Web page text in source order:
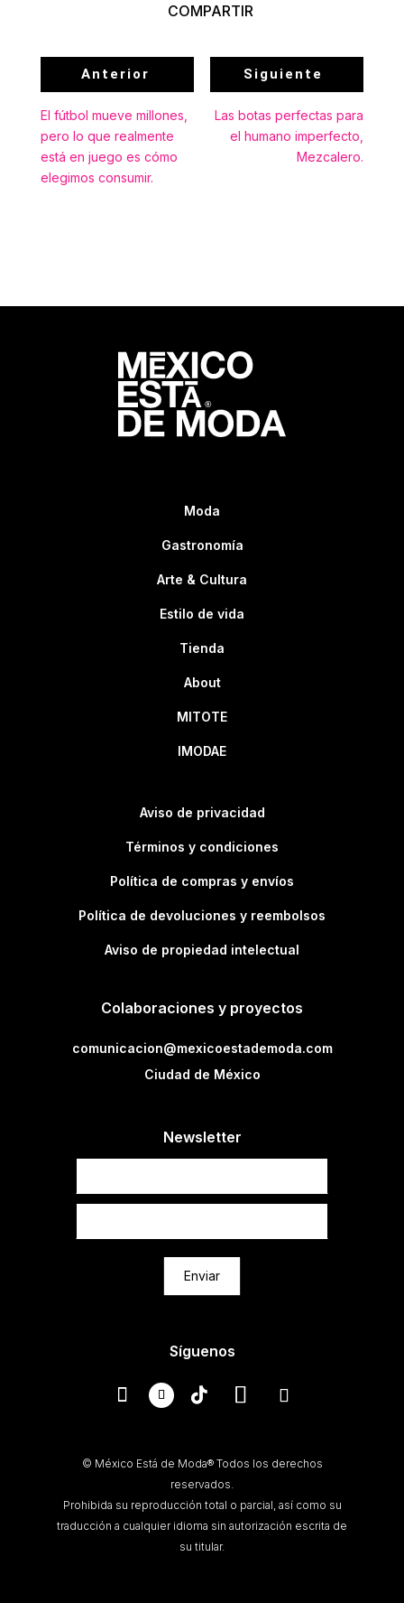
COMPARTIR
Anterior
El fútbol mueve millones,
pero lo que realmente
está en juego es cómo
elegimos consumir.
Siguiente
Las botas perfectas para
el humano imperfecto,
Mezcalero.
Moda
Gastronomía
Arte & Cultura
Estilo de vida
Tienda
About
MITOTE
IMODAE
Aviso de privacidad
Términos y condiciones
Política de compras y envíos
Política de devoluciones y reembolsos
Aviso de propiedad intelectual
Colaboraciones y proyectos
comunicacion@mexicoestademoda.com
Ciudad de México
Newsletter
Enviar
Síguenos
© México Está de Moda® Todos los derechos
reservados.
Prohibida su reproducción total o parcial, así como su
traducción a cualquier idioma sin autorización escrita de
su titular.